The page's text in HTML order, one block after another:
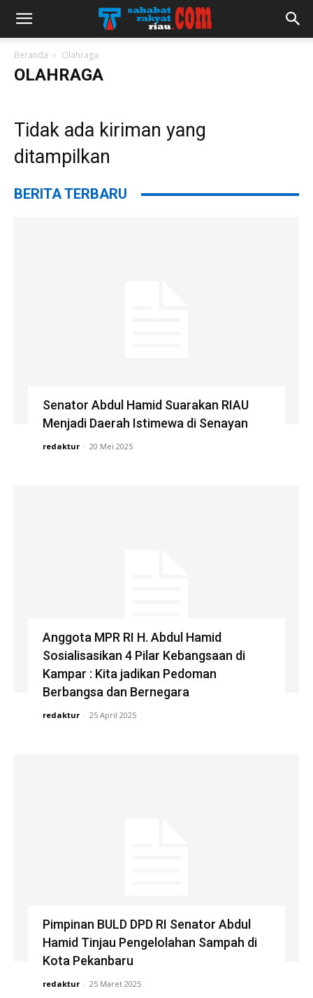
Beranda Olahraga
OLAHRAGA
Tidak ada kiriman yang
ditampilkan
BERITA TERBARU
Senator Abdul Hamid Suarakan RIAU
Menjadi Daerah Istimewa di Senayan
redaktur - 20 Mei 2025
Anggota MPR RI H. Abdul Hamid
Sosialisasikan 4 Pilar Kebangsaan di
Kampar : Kita jadikan Pedoman
Berbangsa dan Bernegara
redaktur - 25 April 2025
Pimpinan BULD DPD RI Senator Abdul
Hamid Tinjau Pengelolahan Sampah di
Kota Pekanbaru
redaktur - 25 Maret 2025